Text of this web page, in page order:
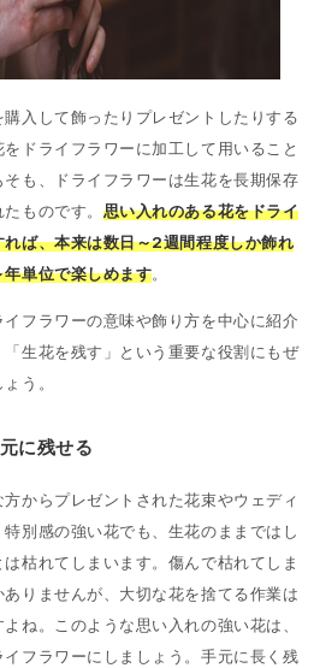
購入して飾ったりプレゼントしたりする
ドライフラワーに加工して用いること
そも、ドライフラワーは生花を長期保存
ものです。 思い入れのある花をドライ
れば、本来は数日～2週間程度しか飾れ
単位で楽しめます。
イフラワーの意味や飾り方を中心に紹介
「生花を残す」という重要な役割にもぜ
う。
に残せる
からプレゼントされた花束やウェディ
特別感の強い花でも、生花のままではし
枯れてしまいます。傷んで枯れてしま
ありませんが、大切な花を捨てる作業は
ね。このような思い入れの強い花は、
イフラワーにしましょう。手元に長く残